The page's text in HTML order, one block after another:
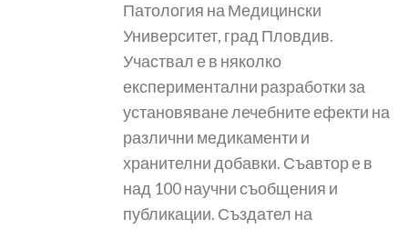
Патология на Медицински
Университет, град Пловдив.
Участвал е в няколко
експериментални разработки за
установяване лечебните ефекти на
различни медикаменти и
хранителни добавки. Съавтор е в
над 100 научни съобщения и
публикации. Създател на